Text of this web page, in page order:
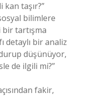
taşır?”
bilimlere
tartışma
detaylı bir analiz
düşünüyor,
de ilgili mi?”
fakir,